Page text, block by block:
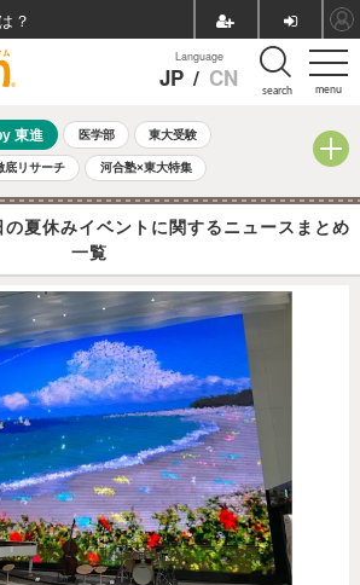
menu
Language
JP / CN search
東進 医学部 東大受験
底リサーチ 河合塾×東大特集
高校受験 中学受験 小学校受験
8月開催学校説明会・相談会
全国公立高校 過去問
自由研究教材（中学生向け） ランキング
夏休みイベントに関するニュースまとめ
一覧